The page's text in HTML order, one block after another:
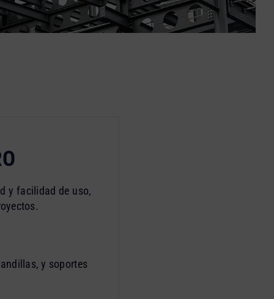
y facilidad de uso,
y soportes